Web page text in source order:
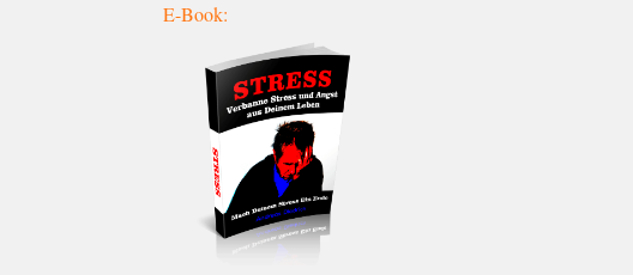
E-Book: